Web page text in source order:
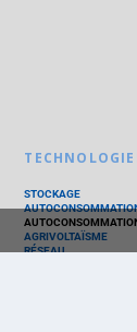
STOCKAGE
AGRIVOLTAÏSME
RÉSEAU